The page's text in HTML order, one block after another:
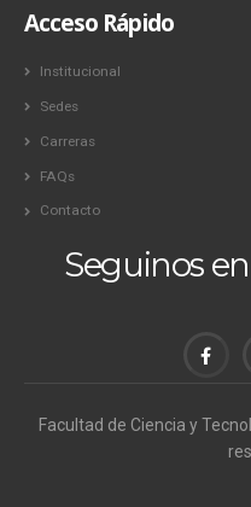
Acceso Rápido
Institucional
Sedes
Carreras
FAQs
Contacto
Seguinos
Facultad de Ciencia y